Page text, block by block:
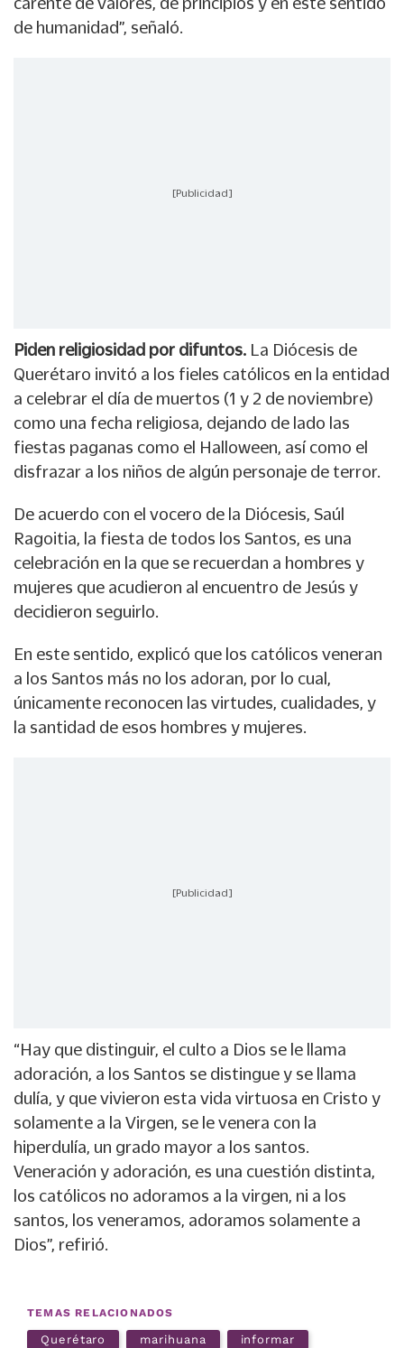
de humanidad”, señaló.
[Publicidad]
Piden religiosidad por difuntos. La Diócesis de
Querétaro invitó a los fieles católicos en la entidad
a celebrar el día de muertos (1 y 2 de noviembre)
como una fecha religiosa, dejando de lado las
fiestas paganas como el Halloween, así como el
disfrazar a los niños de algún personaje de terror.
De acuerdo con el vocero de la Diócesis, Saúl
Ragoitia, la fiesta de todos los Santos, es una
celebración en la que se recuerdan a hombres y
mujeres que acudieron al encuentro de Jesús y
decidieron seguirlo.
En este sentido, explicó que los católicos veneran
a los Santos más no los adoran, por lo cual,
únicamente reconocen las virtudes, cualidades, y
la santidad de esos hombres y mujeres.
[Publicidad]
“Hay que distinguir, el culto a Dios se le llama
adoración, a los Santos se distingue y se llama
dulía, y que vivieron esta vida virtuosa en Cristo y
solamente a la Virgen, se le venera con la
hiperdulía, un grado mayor a los santos.
Veneración y adoración, es una cuestión distinta,
los católicos no adoramos a la virgen, ni a los
santos, los veneramos, adoramos solamente a
Dios”, refirió.
TEMAS RELACIONADOS
Querétaro marihuana informar